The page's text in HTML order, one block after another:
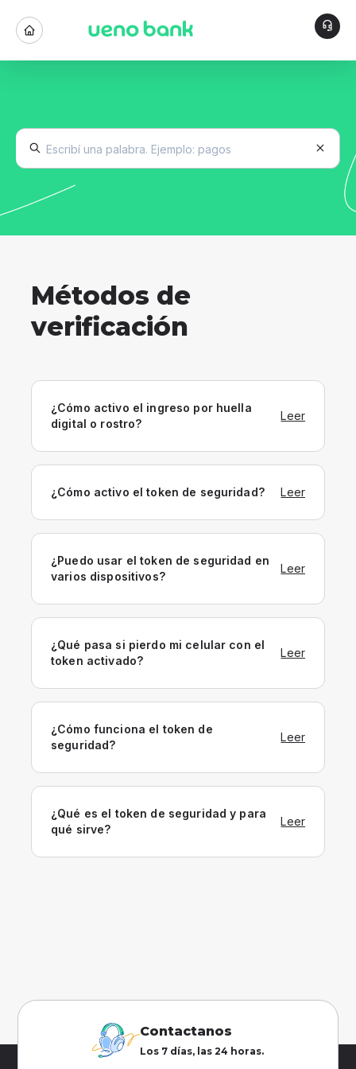
Métodos de
verificación
¿Cómo activo el ingreso por huella
digital o rostro?
Leer
¿Cómo activo el token de seguridad? Leer
¿Puedo usar el token de seguridad en
varios dispositivos?
Leer
¿Qué pasa si pierdo mi celular con el
token activado?
Leer
¿Cómo funciona el token de
seguridad?
Leer
¿Qué es el token de seguridad y para
qué sirve?
Leer
Contactanos
Los 7 días, las 24 horas.